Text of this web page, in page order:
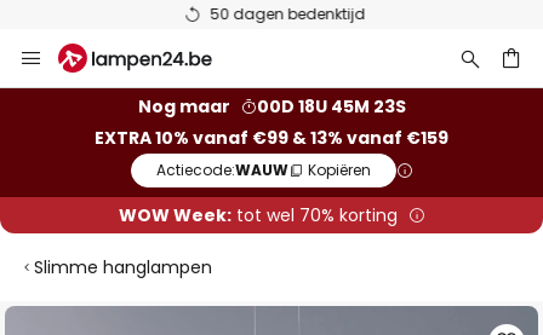
50 dagen bedenktijd
naar
Nog maar
00D 18U 45M 23S
EXTRA 10% vanaf €99 & 13% vanaf €159
Actiecode:WAUW Kopiëren
WOW Week:tot wel 70% korting
Slimme hanglampen
Ga